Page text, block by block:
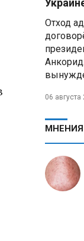
Отход
06
МНЕНИЯ